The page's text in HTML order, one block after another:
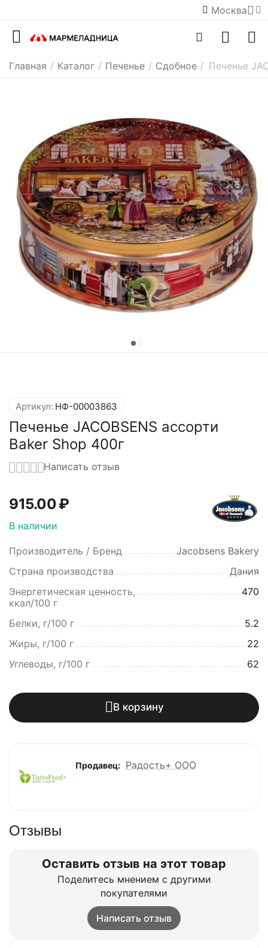
Москва
Главная / Каталог / Печенье / Сдобное / Печенье
Артикул: НФ-00003863
Печенье JACOBSENS ассорти
Baker Shop 400г
Написать отзыв
915.00₽
В наличии
Производитель / Бренд
Jacobsens Bakery
Страна производства
Дания
Энергетическая ценность,
ккал/100 г
470
Белки, г/100 г
5.2
Жиры, г/100 г
22
Углеводы, г/100 г
62
В корзину
Продавец: Радость+ ООО
Отзывы
Оставить отзыв на этот товар
Поделитесь мнением с другими
покупателями
Написать отзыв